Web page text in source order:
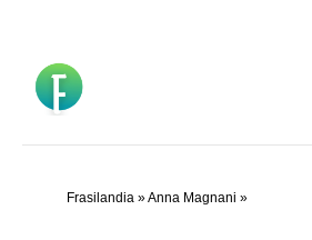
contenuto
Frasilandia »Anna Magnani »